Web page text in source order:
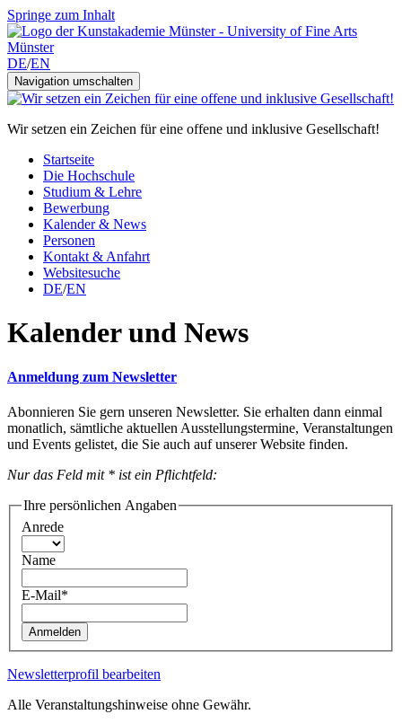
Springe zum Inhalt
DE/EN
Navigation umschalten
Wir setzen ein Zeichen für eine offene und inklusive Gesellschaft!
Startseite
Die Hochschule
Studium & Lehre
Bewerbung
Kalender & News
Personen
Kontakt & Anfahrt
Websitesuche
DE/EN
Kalender und News
Anmeldung zum Newsletter
Abonnieren Sie gern unseren Newsletter. Sie erhalten dann einmal
monatlich, sämtliche aktuellen Ausstellungstermine, Veranstaltungen
und Events gelistet, die Sie auch auf unserer Website finden.
Nur das Feld mit * ist ein Pflichtfeld:
Ihre persönlichen Angaben
Anrede
Name
E-Mail*
Anmelden
Newsletterprofil bearbeiten
Alle Veranstaltungshinweise ohne Gewähr.